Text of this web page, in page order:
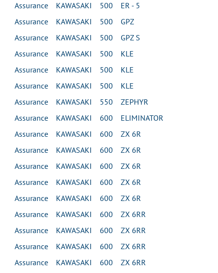
Assurance KAWASAKI 500 ER - 5
Assurance KAWASAKI 500 GPZ
Assurance KAWASAKI 500 GPZ S
Assurance KAWASAKI 500 KLE
Assurance KAWASAKI 500 KLE
Assurance KAWASAKI 500 KLE
Assurance KAWASAKI 550 ZEPHYR
Assurance KAWASAKI 600 ELIMINATOR
Assurance KAWASAKI 600 ZX 6R
Assurance KAWASAKI 600 ZX 6R
Assurance KAWASAKI 600 ZX 6R
Assurance KAWASAKI 600 ZX 6R
Assurance KAWASAKI 600 ZX 6R
Assurance KAWASAKI 600 ZX 6RR
Assurance KAWASAKI 600 ZX 6RR
Assurance KAWASAKI 600 ZX 6RR
Assurance KAWASAKI 600 ZX 6RR